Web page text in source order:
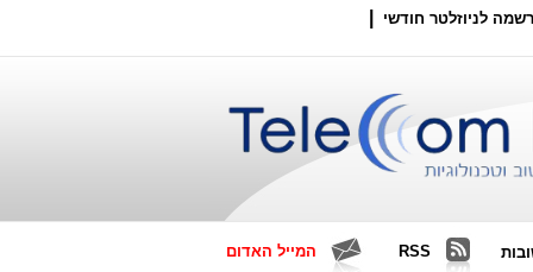
לניוזלטר חודשי
RSS המייל האדום